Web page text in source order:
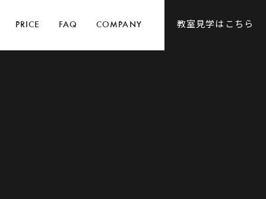
PRICE FAQ COMPANY 教室見学はこちら